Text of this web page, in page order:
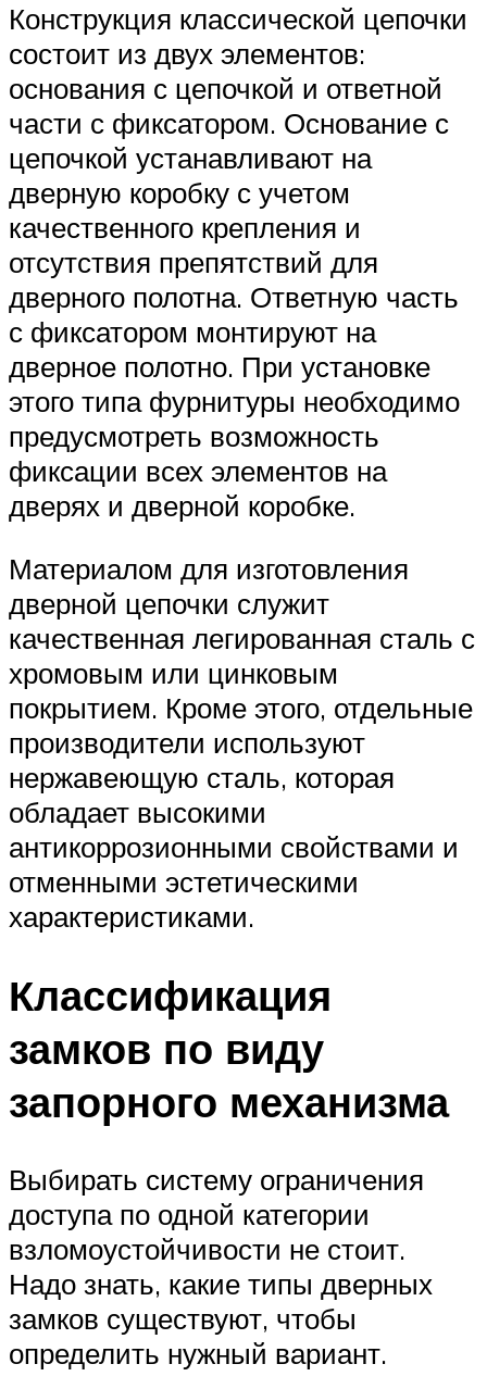
Конструкция классической цепочки
состоит из двух элементов:
основания с цепочкой и ответной
части с фиксатором. Основание с
цепочкой устанавливают на
дверную коробку с учетом
качественного крепления и
отсутствия препятствий для
дверного полотна. Ответную часть
с фиксатором монтируют на
дверное полотно. При установке
этого типа фурнитуры необходимо
предусмотреть возможность
фиксации всех элементов на
дверях и дверной коробке.
Материалом для изготовления
дверной цепочки служит
качественная легированная сталь с
хромовым или цинковым
покрытием. Кроме этого, отдельные
производители используют
нержавеющую сталь, которая
обладает высокими
антикоррозионными свойствами и
отменными эстетическими
характеристиками.
Классификация
замков по виду
запорного механизма
Выбирать систему ограничения
доступа по одной категории
взломоустойчивости не стоит.
Надо знать, какие типы дверных
замков существуют, чтобы
определить нужный вариант.